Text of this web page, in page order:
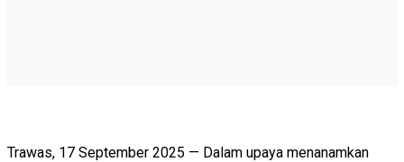
Trawas, 17 September 2025 — Dalam upaya menanamkan